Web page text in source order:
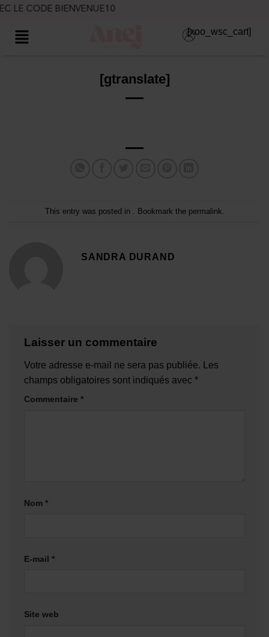
CODE BIENVENUE10
[xoo_wsc_cart]
[gtranslate]
This entry was posted in . Bookmark the permalink
SANDRA DURAND
Laisser un commentaire
Votre adresse e-mail ne sera pas publiée.
Les
champs obligatoires sont indiqués avec *
Commentaire *
Nom *
E-mail *
Site web